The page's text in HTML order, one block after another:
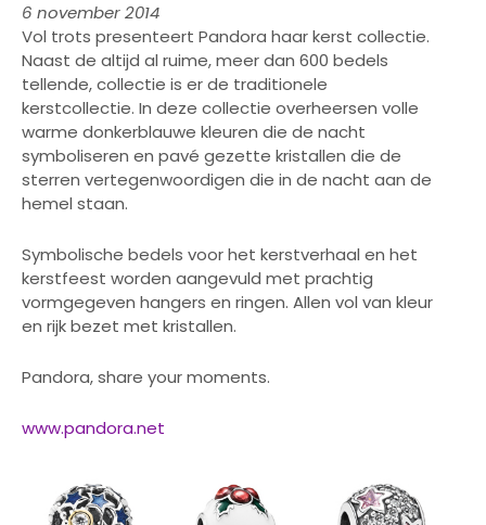
6 november 2014
Vol trots presenteert Pandora haar kerst collectie.
Naast de altijd al ruime, meer dan 600 bedels
tellende, collectie is er de traditionele
kerstcollectie. In deze collectie overheersen volle
warme donkerblauwe kleuren die de nacht
symboliseren en pavé gezette kristallen die de
sterren vertegenwoordigen die in de nacht aan de
hemel staan.
Symbolische bedels voor het kerstverhaal en het
kerstfeest worden aangevuld met prachtig
vormgegeven hangers en ringen. Allen vol van kleur
en rijk bezet met kristallen.
Pandora, share your moments.
www.pandora.net